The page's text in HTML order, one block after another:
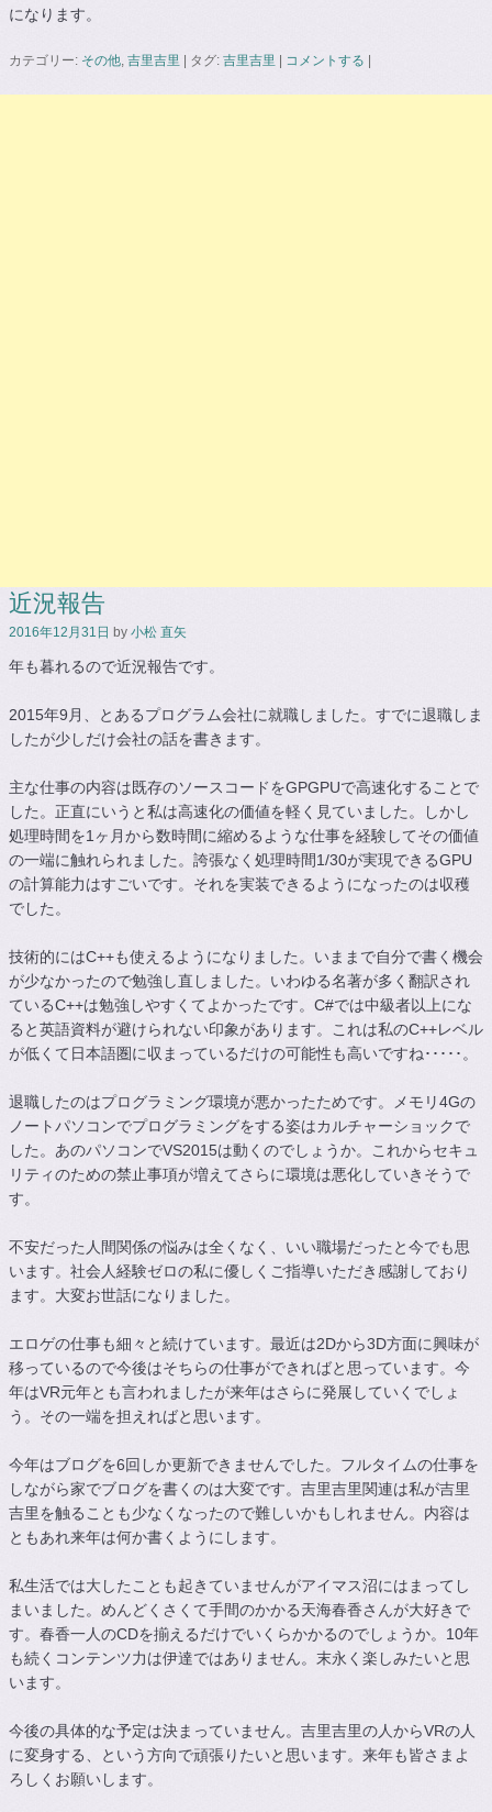
になります。
カテゴリー: その他, 吉里吉里 タグ: 吉里吉里 コメントする
近況報告
2016年12月31日 by 小松 直矢
年も暮れるので近況報告です。
2015年9月、とあるプログラム会社に就職しました。すでに退職しま
したが少しだけ会社の話を書きます。
主な仕事の内容は既存のソースコードをGPGPUで高速化することで
した。正直にいうと私は高速化の価値を軽く見ていました。しかし
処理時間を1ヶ月から数時間に縮めるような仕事を経験してその価値
の一端に触れられました。誇張なく処理時間1/30が実現できるGPU
の計算能力はすごいです。それを実装できるようになったのは収穫
でした。
技術的にはC++も使えるようになりました。いままで自分で書く機会
が少なかったので勉強し直しました。いわゆる名著が多く翻訳され
ているC++は勉強しやすくてよかったです。C#では中級者以上にな
ると英語資料が避けられない印象があります。これは私のC++レベル
が低くて日本語圏に収まっているだけの可能性も高いですね･････。
退職したのはプログラミング環境が悪かったためです。メモリ4Gの
ノートパソコンでプログラミングをする姿はカルチャーショックで
した。あのパソコンでVS2015は動くのでしょうか。これからセキュ
リティのための禁止事項が増えてさらに環境は悪化していきそうで
す。
不安だった人間関係の悩みは全くなく、いい職場だったと今でも思
います。社会人経験ゼロの私に優しくご指導いただき感謝しており
ます。大変お世話になりました。
エロゲの仕事も細々と続けています。最近は2Dから3D方面に興味が
移っているので今後はそちらの仕事ができればと思っています。今
年はVR元年とも言われましたが来年はさらに発展していくでしょ
う。その一端を担えればと思います。
今年はブログを6回しか更新できませんでした。フルタイムの仕事を
しながら家でブログを書くのは大変です。吉里吉里関連は私が吉里
吉里を触ることも少なくなったので難しいかもしれません。内容は
ともあれ来年は何か書くようにします。
私生活では大したことも起きていませんがアイマス沼にはまってし
まいました。めんどくさくて手間のかかる天海春香さんが大好きで
す。春香一人のCDを揃えるだけでいくらかかるのでしょうか。10年
も続くコンテンツ力は伊達ではありません。末永く楽しみたいと思
います。
今後の具体的な予定は決まっていません。吉里吉里の人からVRの人
に変身する、という方向で頑張りたいと思います。来年も皆さまよ
ろしくお願いします。